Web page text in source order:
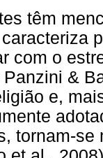
têm
com o
&
e,
tornam-